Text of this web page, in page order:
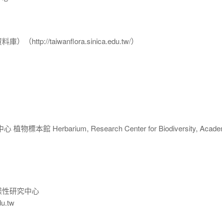
庫）（http://taiwanflora.sinica.edu.tw/）
植物標本館 Herbarium, Research Center for Biodiversity,
研究中心